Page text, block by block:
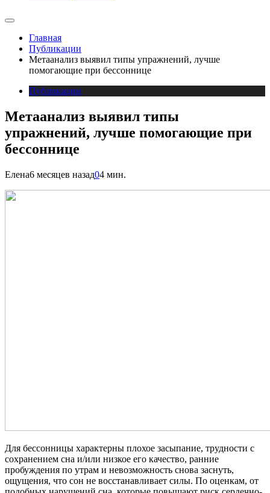
Главная
Публикации
Метаанализ выявил типы упражнений, лучше
помогающие при бессоннице
Публикации
Метаанализ выявил типы
упражнений, лучше помогающие при
бессоннице
Елена6 месяцев назад04 мин.
Для бессонницы характерны плохое засыпание, трудности с
сохранением сна и/или низкое его качество, ранние
пробуждения по утрам и невозможность снова заснуть,
ощущения, что сон не восстанавливает силы. По оценкам, от